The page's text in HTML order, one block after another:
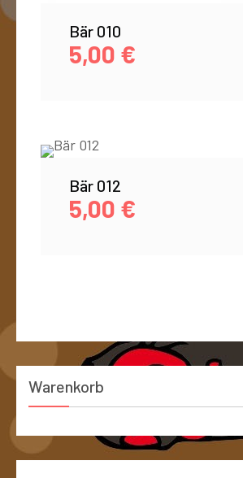
Bär 010
5,00 €
Bär 012
5,00 €
Warenkorb